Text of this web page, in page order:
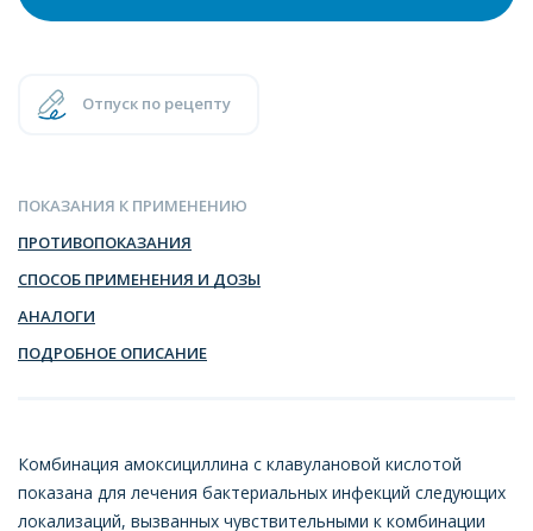
Отпуск по рецепту
ПОКАЗАНИЯ К ПРИМЕНЕНИЮ
ПРОТИВОПОКАЗАНИЯ
СПОСОБ ПРИМЕНЕНИЯ И ДОЗЫ
АНАЛОГИ
ПОДРОБНОЕ ОПИСАНИЕ
Комбинация амоксициллина с клавулановой кислотой
показана для лечения бактериальных инфекций следующих
локализаций, вызванных чувствительными к комбинации